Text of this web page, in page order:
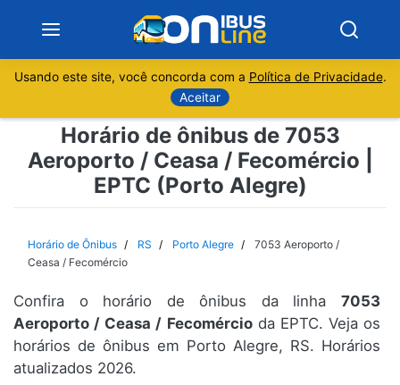
Sobre
Minas Gerais
Espírito Santo
Paraná
Usando este site, você concorda com a Política de Privacidade.
Aceitar
Horário de ônibus de 7053
Aeroporto / Ceasa / Fecomércio |
EPTC (Porto Alegre)
Horário de Ônibus RS Porto Alegre
7053 Aeroporto /
Ceasa / Fecomércio
Confira o horário de ônibus da linha 7053
Aeroporto / Ceasa / Fecomércioda EPTC. Veja os
horários de ônibus em Porto Alegre, RS. Horários
atualizados 2026.